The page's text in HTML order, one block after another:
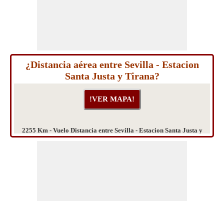
¿Distancia aérea entre Sevilla - Estacion
Santa Justa y Tirana?
2255 Km - Vuelo Distancia entre Sevilla - Estacion Santa Justa y